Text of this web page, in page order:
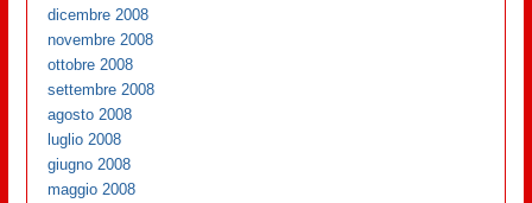
dicembre 2008
novembre 2008
ottobre 2008
settembre 2008
agosto 2008
luglio 2008
giugno 2008
maggio 2008